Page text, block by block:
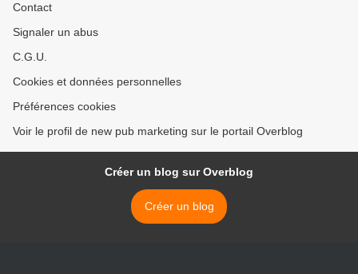
Contact
Signaler un abus
C.G.U.
Cookies et données personnelles
Préférences cookies
Voir le profil de new pub marketing sur le portail Overblog
Créer un blog sur Overblog
Créer un blog